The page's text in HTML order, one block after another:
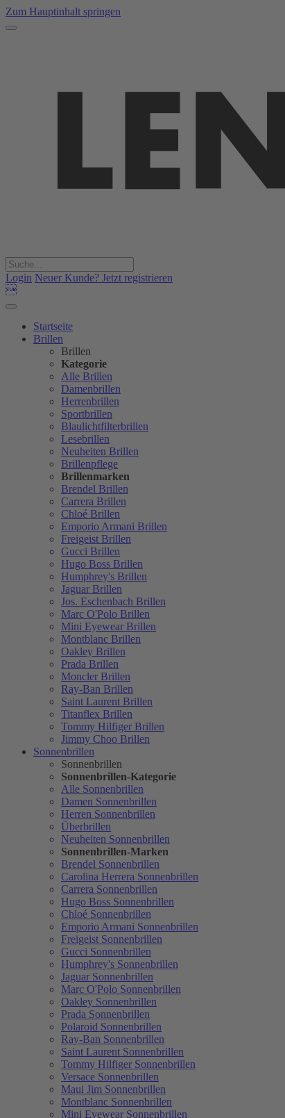
Zum Hauptinhalt springen
Login Neuer Kunde? Jetzt registrieren

Startseite
Brillen
Brillen
Kategorie
Alle Brillen
Damenbrillen
Herrenbrillen
Sportbrillen
Blaulichtfilterbrillen
Lesebrillen
Neuheiten Brillen
Brillenpflege
Brillenmarken
Brendel Brillen
Carrera Brillen
Chloé Brillen
Emporio Armani Brillen
Freigeist Brillen
Gucci Brillen
Hugo Boss Brillen
Humphrey's Brillen
Jaguar Brillen
Jos. Eschenbach Brillen
Marc O'Polo Brillen
Mini Eyewear Brillen
Montblanc Brillen
Oakley Brillen
Prada Brillen
Moncler Brillen
Ray-Ban Brillen
Saint Laurent Brillen
Titanflex Brillen
Tommy Hilfiger Brillen
Jimmy Choo Brillen
Sonnenbrillen
Sonnenbrillen
Sonnenbrillen-Kategorie
Alle Sonnenbrillen
Damen Sonnenbrillen
Herren Sonnenbrillen
Überbrillen
Neuheiten Sonnenbrillen
Sonnenbrillen-Marken
Brendel Sonnenbrillen
Carolina Herrera Sonnenbrillen
Carrera Sonnenbrillen
Hugo Boss Sonnenbrillen
Chloé Sonnenbrillen
Emporio Armani Sonnenbrillen
Freigeist Sonnenbrillen
Gucci Sonnenbrillen
Humphrey's Sonnenbrillen
Jaguar Sonnenbrillen
Marc O'Polo Sonnenbrillen
Oakley Sonnenbrillen
Prada Sonnenbrillen
Polaroid Sonnenbrillen
Ray-Ban Sonnenbrillen
Saint Laurent Sonnenbrillen
Tommy Hilfiger Sonnenbrillen
Versace Sonnenbrillen
Maui Jim Sonnenbrillen
Montblanc Sonnenbrillen
Mini Eyewear Sonnenbrillen